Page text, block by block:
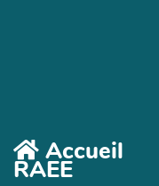
Accueil
RAEE